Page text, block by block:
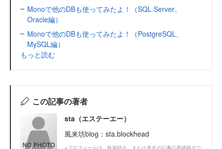
Monoで他のDBも使ってみたよ！（SQL Server、
Oracle編）
Monoで他のDBも使ってみたよ！（PostgreSQL、
MySQL編）
もっと読む
この記事の著者
sta（エステーエー）
風来坊blog：sta.blockhead
※プロフィールは、執筆時点、または直近の記事の寄稿時点で